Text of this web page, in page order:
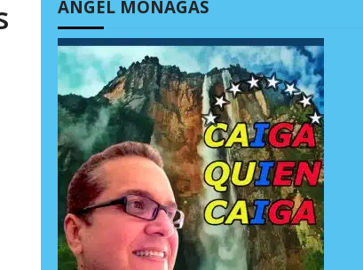
ÁNGEL MONAGAS